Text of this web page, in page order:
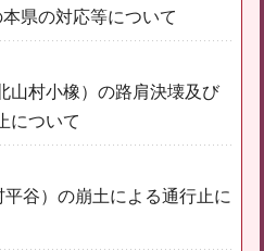
県の対応等について
山村小橡）の路肩決壊及び
について
谷）の崩土による通行止に